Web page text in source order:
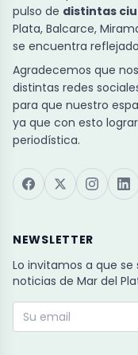
pulso de distintas
Plata, Balcarce,
se encuentra
Agradecemos que
distintas redes
para que nuestro
ya que con esto
periodística.
NEWSLETTER
Lo invitamos a que
noticias de Mar del